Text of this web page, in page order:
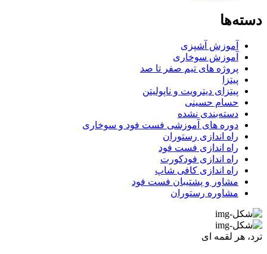
دسته‌ها
آموزش آشپزی
آموزش سوخاری
پروژه های تیم صفر تا صد
پیتزا
پیتزای دیترویت و ناپولیتن
حسام حسینی
دسته‌بندی نشده
دوره های آموزشی فست فود و سوخاری
راه اندازی رستوران
راه اندازی فست فود
راه اندازی فودکورت
راه اندازی کافی شاپ
مشاور و پشتیبان فست فود
مشاوره رستوران
ترد، هر لقمه ای